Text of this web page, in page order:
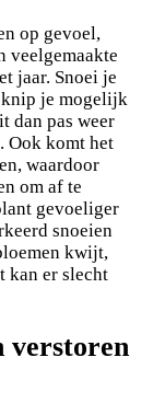
op gevoel,
veelgemaakte
jaar. Snoei je
je mogelijk
dan pas weer
Ook komt het
waardoor
om af te
gevoeliger
snoeien
kwijt,
kan er slecht
verstoren